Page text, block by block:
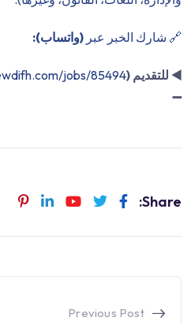
🔗 شارك الخبر عبر (واتساب):
◀️ للتقديم (jobs/85494
➖
Share:
Previous Post